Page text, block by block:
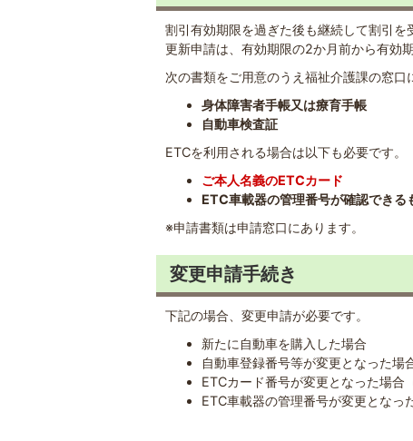
割引有効期限を過ぎた後も継続して割引を
更新申請は、有効期限の2か月前から有効
次の書類をご用意のうえ福祉介護課の窓口
身体障害者手帳又は療育手帳
自動車検査証
ETCを利用される場合は以下も必要です。
ご本人名義のETCカード
ETC車載器の管理番号が確認できる
※申請書類は申請窓口にあります。
変更申請手続き
下記の場合、変更申請が必要です。
新たに自動車を購入した場合
自動車登録番号等が変更となった場
ETCカード番号が変更となった場合
ETC車載器の管理番号が変更となっ